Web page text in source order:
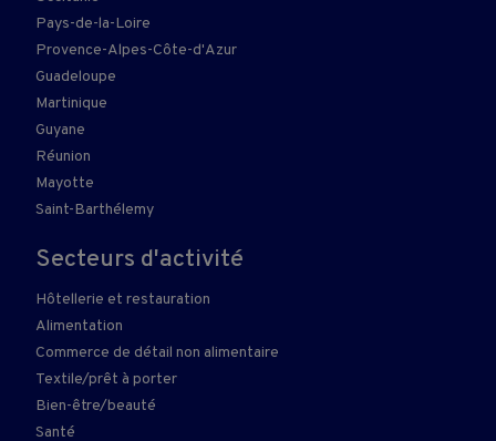
Pays-de-la-Loire
Provence-Alpes-Côte-d'Azur
Guadeloupe
Martinique
Guyane
Réunion
Mayotte
Saint-Barthélemy
Secteurs d'activité
Hôtellerie et restauration
Alimentation
Commerce de détail non alimentaire
Textile/prêt à porter
Bien-être/beauté
Santé